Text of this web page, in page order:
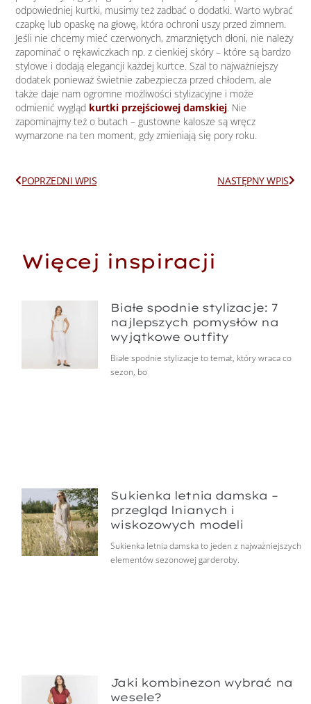
odpowiedniej kurtki, musimy też zadbać o dodatki. Warto wybrać
czapkę lub opaskę na głowę, która ochroni uszy przed zimnem.
Jeśli nie chcemy mieć czerwonych, zmarzniętych dłoni, nie należy
zapominać o rękawiczkach np. z cienkiej skóry – które są bardzo
stylowe i dodają elegancji każdej kurtce. Szal to najważniejszy
dodatek ponieważ świetnie zabezpiecza przed chłodem, ale
także daje nam ogromne możliwości stylizacyjne i może
odmienić wygląd kurtki przejściowej damskiej. Nie
zapominajmy też o butach – gustowne kalosze są wręcz
wymarzone na ten moment, gdy zmieniają się pory roku.
Prev
POPRZEDNI WPIS NASTĘPNY WPISNext
Więcej inspiracji
Białe spodnie stylizacje: 7
najlepszych pomysłów na
wyjątkowe outfity
Białe spodnie stylizacje to temat, który wraca co
sezon, bo
Sukienka letnia damska –
przegląd lnianych i
wiskozowych modeli
Sukienka letnia damska to jeden z najważniejszych
elementów sezonowej garderoby.
Jaki kombinezon wybrać na
wesele?